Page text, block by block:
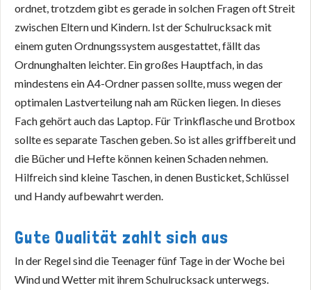
ordnet, trotzdem gibt es gerade in solchen Fragen oft Streit
zwischen Eltern und Kindern. Ist der Schulrucksack mit
einem guten Ordnungssystem ausgestattet, fällt das
Ordnunghalten leichter. Ein großes Hauptfach, in das
mindestens ein A4-Ordner passen sollte, muss wegen der
optimalen Lastverteilung nah am Rücken liegen. In dieses
Fach gehört auch das Laptop. Für Trinkflasche und Brotbox
sollte es separate Taschen geben. So ist alles griffbereit und
die Bücher und Hefte können keinen Schaden nehmen.
Hilfreich sind kleine Taschen, in denen Busticket, Schlüssel
und Handy aufbewahrt werden.
Gute Qualität zahlt sich aus
In der Regel sind die Teenager fünf Tage in der Woche bei
Wind und Wetter mit ihrem Schulrucksack unterwegs.